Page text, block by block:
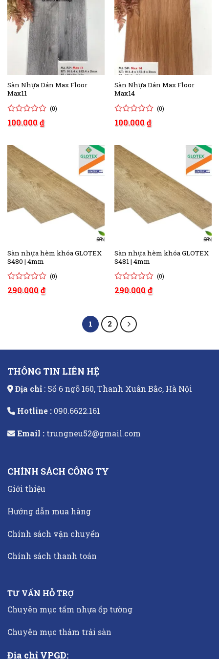
Sàn Nhựa Dán Max Floor
Max11
0
trên
0
giá
(0)
100.000₫
Sàn Nhựa Dán Max Floor
Max14
0
trên
0
giá
(0)
100.000₫
Sàn nhựa hèm khóa GLOTEX
S480 | 4mm
0
trên
0
(0)
290.000₫
Sàn nhựa hèm khóa GLOTEX
S481 | 4mm
0
trên
0
giá
(0)
290.000₫
1 2
THÔNG TIN LIÊN HỆ
Địa chỉ : Số 6 ngõ 160, Thanh Xuân Bắc, Hà Nội
Hotline : 090.6622.161
Email : trungneu52@gmail.com
CHÍNH SÁCH CÔNG TY
Giới thiệu
Hướng dẫn mua hàng
Chính sách vận chuyển
Chính sách thanh toán
TƯ VẤN HỖ TRỢ
Chuyên mục tấm nhựa ốp tường
Chuyên mục thảm trải sàn
Địa chỉ VPGD: